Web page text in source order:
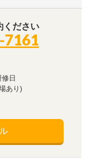
ください
7161
修日
あり)